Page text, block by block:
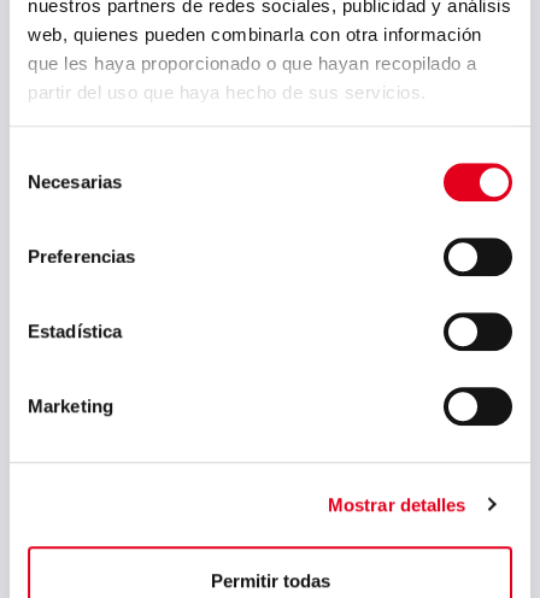
nuestros partners de redes sociales, publicidad y análisis
web, quienes pueden combinarla con otra información
que les haya proporcionado o que hayan recopilado a
partir del uso que haya hecho de sus servicios.
Necesarias
Preferencias
Estadística
Marketing
Mostrar detalles
Permitir todas
Oktober 2025
September 2025
Juli 2024
April 2024